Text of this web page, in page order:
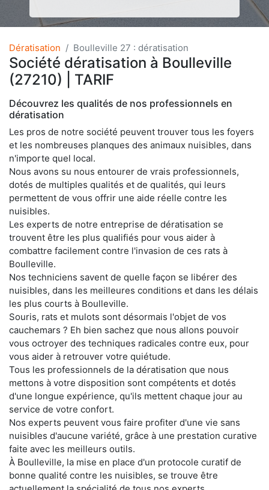
Dératisation Boulleville 27 : dératisation
Société dératisation à Boulleville
(27210) | TARIF
Découvrez les qualités de nos professionnels en
dératisation
Les pros de notre société peuvent trouver tous les foyers
et les nombreuses planques des animaux nuisibles, dans
n'importe quel local.
Nous avons su nous entourer de vrais professionnels,
dotés de multiples qualités et de qualités, qui leurs
permettent de vous offrir une aide réelle contre les
nuisibles.
Les experts de notre entreprise de dératisation se
trouvent être les plus qualifiés pour vous aider à
combattre facilement contre l'invasion de ces rats à
Boulleville.
Nos techniciens savent de quelle façon se libérer des
nuisibles, dans les meilleures conditions et dans les délais
les plus courts à Boulleville.
Souris, rats et mulots sont désormais l'objet de vos
cauchemars ? Eh bien sachez que nous allons pouvoir
vous octroyer des techniques radicales contre eux, pour
vous aider à retrouver votre quiétude.
Tous les professionnels de la dératisation que nous
mettons à votre disposition sont compétents et dotés
d'une longue expérience, qu'ils mettent chaque jour au
service de votre confort.
Nos experts peuvent vous faire profiter d'une vie sans
nuisibles d'aucune variété, grâce à une prestation curative
faite avec les meilleurs outils.
À Boulleville, la mise en place d'un protocole curatif de
bonne qualité contre les nuisibles, se trouve être